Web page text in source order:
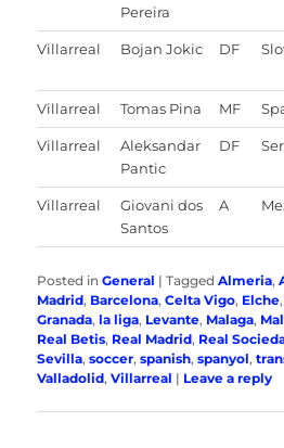
Pereira
Villarreal Bojan Jokic DF
Villarreal Tomas Pina MF
Villarreal
Aleksandar
Pantic
DF
Villarreal
Giovani dos
Santos
A
Posted in General |Tagged Almeria,
Madrid, Barcelona,Celta Vigo, Elche
Granada,la liga, Levante, Malaga,
Real Betis, Real Madrid, Real
Sevilla,soccer,spanish,spanyol,
Valladolid,Villarreal | Leave a reply